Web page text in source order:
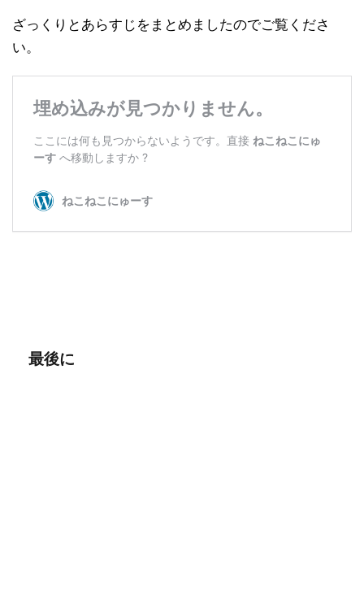
ざっくりとあらすじをまとめましたのでご覧くださ
い。
最後に